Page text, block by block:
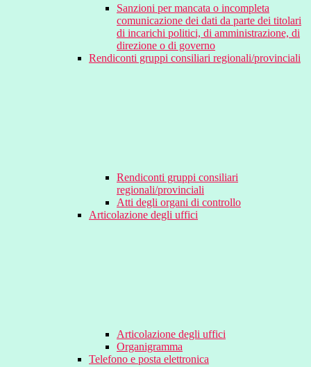
Sanzioni per mancata o incompleta
comunicazione dei dati da parte dei titolari
di incarichi politici, di amministrazione, di
direzione o di governo
Rendiconti gruppi consiliari regionali/provinciali
Rendiconti gruppi consiliari
regionali/provinciali
Atti degli organi di controllo
Articolazione degli uffici
Articolazione degli uffici
Organigramma
Telefono e posta elettronica